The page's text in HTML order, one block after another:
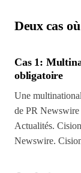
Deux cas
Cas 1:
obligatoire
Une
de PR
Actualités.
Newswire.